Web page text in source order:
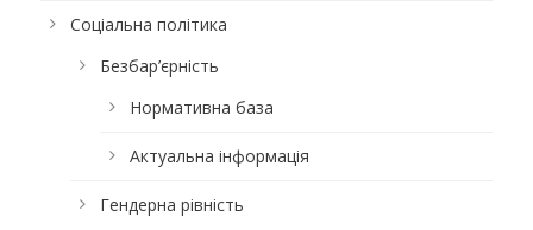
Соціальна політика
Безбар’єрність
Нормативна база
Актуальна інформація
Гендерна рівність